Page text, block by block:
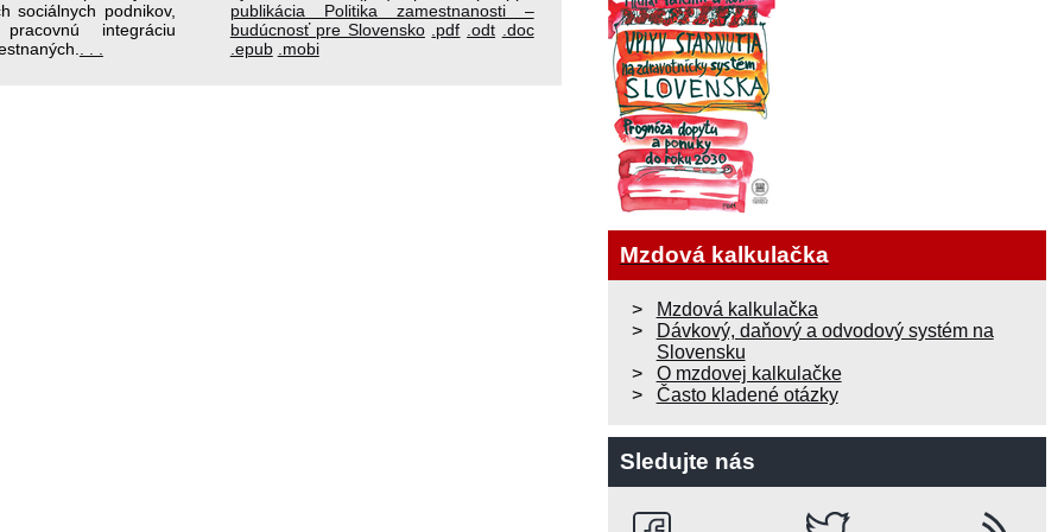
sociálnych podnikov,
integráciu
publikácia Politika zamestnanosti –
budúcnosť pre Slovensko
.pdf .odt
.doc
.epub .mobi
Mzdová kalkulačka
Mzdová kalkulačka
Dávkový, daňový a odvodový systém na
Slovensku
O mzdovej kalkulačke
Často kladené otázky
Sledujte nás